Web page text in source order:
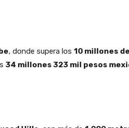
, donde supera los 10 millones
34 millones 323 mil pesos